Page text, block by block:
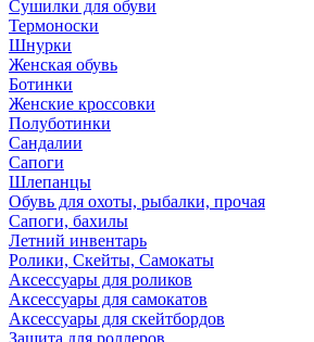
Сушилки для обуви
Термоноски
Шнурки
Женская обувь
Ботинки
Женские кроссовки
Полуботинки
Сандалии
Сапоги
Шлепанцы
Обувь для охоты, рыбалки, прочая
Сапоги, бахилы
Летний инвентарь
Ролики, Скейты, Самокаты
Аксессуары для роликов
Аксессуары для самокатов
Аксессуары для скейтбордов
Защита для роллеров